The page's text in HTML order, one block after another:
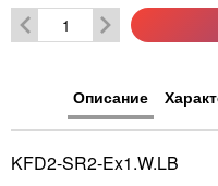
Описание
KFD2-SR2-Ex1.W.LB